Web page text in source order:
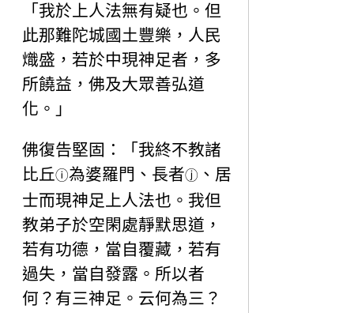
「我於上人法無有疑也。但
此那難陀城國土豐樂，人民
熾盛，若於中現神足者，多
所饒益，佛及大眾善弘道
化。」
佛復告堅固：「我終不教諸
比丘ⓘ為婆羅門、長者ⓙ 、居
士而現神足上人法也。我但
教弟子於空閑處靜默思道，
若有功德，當自覆藏，若有
過失，當自發露。所以者
何？有三神足。云何為三？